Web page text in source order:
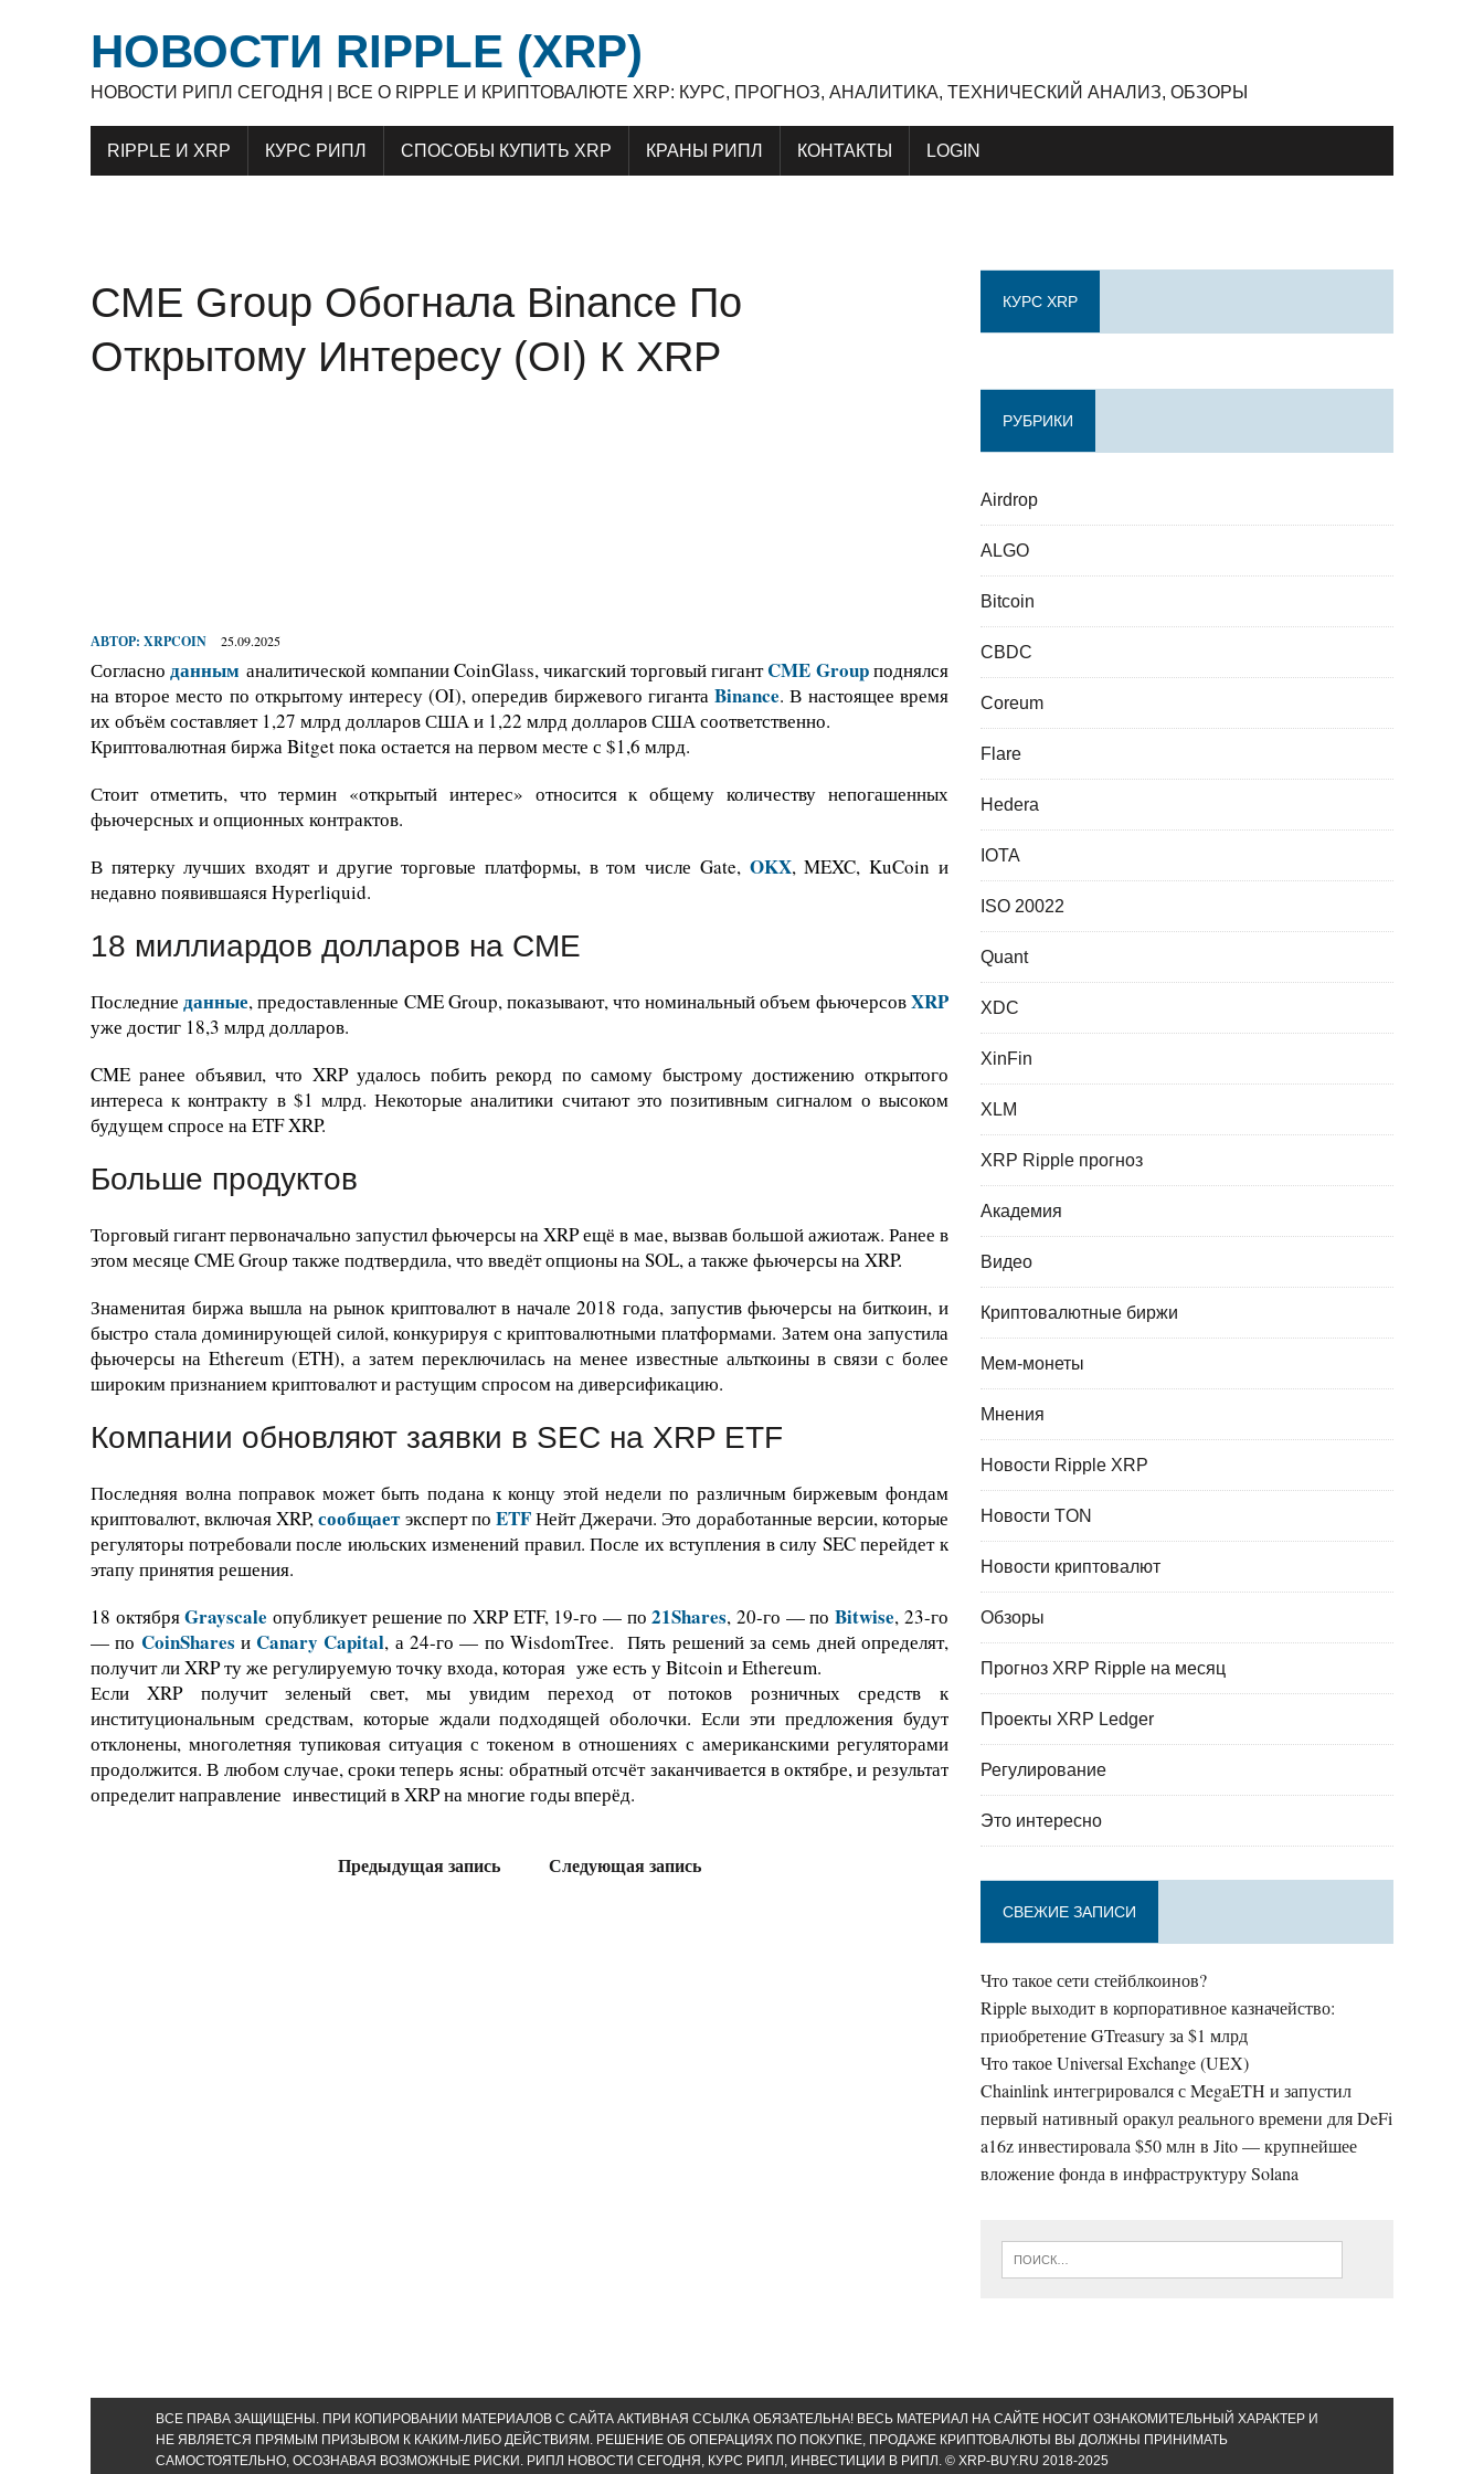
НОВОСТИ RIPPLE (XRP)
НОВОСТИ РИПЛ СЕГОДНЯ | ВСЕ О RIPPLE И КРИПТОВАЛЮТЕ XRP: КУРС, ПРОГНОЗ, АНАЛИТИКА, ТЕХНИЧЕСКИЙ АНАЛИЗ, ОБЗОРЫ
RIPPLE И XRP КУРС РИПЛ СПОСОБЫ КУПИТЬ XRP КРАНЫ РИПЛ КОНТАКТЫ LOGIN
CME Group Обогнала Binance По
Открытому Интересу (OI) К XRP
АВТОР: XRPCOIN 25.09.2025
Согласноданным аналитической компании CoinGlass, чикагский торговый гигантCME Groupподнялся
на второе место по открытому интересу (OI), опередив биржевого гигантаBinance. В настоящее время
их объём составляет 1,27 млрд долларов США и 1,22 млрд долларов США соответственно.
Криптовалютная биржа Bitget пока остается на первом месте с $1,6 млрд.
Стоит отметить, что термин «открытый интерес» относится к общему количеству непогашенных
фьючерсных и опционных контрактов.
В пятерку лучших входят и другие торговые платформы, в том числе Gate, OKX, MEXC, KuCoin и
недавно появившаяся Hyperliquid.
18 миллиардов долларов на CME
Последниеданные, предоставленные CME Group, показывают, что номинальный объем фьючерсовXRP
уже достиг 18,3 млрд долларов.
CME ранее объявил, что XRP удалось побить рекорд по самому быстрому достижению открытого
интереса к контракту в $1 млрд. Некоторые аналитики считают это позитивным сигналом о высоком
будущем спросе на ETF XRP.
Больше продуктов
Торговый гигант первоначально запустил фьючерсы на XRP ещё в мае, вызвав большой ажиотаж. Ранее в
этом месяце CME Group также подтвердила, что введёт опционы на SOL, а также фьючерсы на XRP.
Знаменитая биржа вышла на рынок криптовалют в начале 2018 года, запустив фьючерсы на биткоин, и
быстро стала доминирующей силой, конкурируя с криптовалютными платформами. Затем она запустила
фьючерсы на Ethereum (ETH), а затем переключилась на менее известные альткоины в связи с более
широким признанием криптовалют и растущим спросом на диверсификацию.
Компании обновляют заявки в SEC на XRP ETF
Последняя волна поправок может быть подана к концу этой недели по различным биржевым фондам
криптовалют, включая XRP,сообщаетэксперт по ETFНейт Джерачи. Это доработанные версии, которые
регуляторы потребовали после июльских изменений правил. После их вступления в силу SEC перейдет к
этапу принятия решения.
18 октябряGrayscale опубликует решение по XRP ETF, 19-го — по21Shares, 20-го — поBitwise, 23-го
— по CoinShares иCanary Capital, а 24-го — по WisdomTree. Пять решений за семь дней определят,
получит ли XRP ту же регулируемую точку входа, которая уже есть у Bitcoin и Ethereum.
Если XRP получит зеленый свет, мы увидим переход от потоков розничных средств к
институциональным средствам, которые ждали подходящей оболочки. Если эти предложения будут
отклонены, многолетняя тупиковая ситуация с токеном в отношениях с американскими регуляторами
продолжится. В любом случае, сроки теперь ясны: обратный отсчёт заканчивается в октябре, и результат
определит направление инвестиций в XRP на многие годы вперёд.
Предыдущая запись Следующая запись
КУРС XRP
РУБРИКИ
Airdrop
ALGO
Bitcoin
CBDC
Coreum
Flare
Hedera
IOTA
ISO 20022
Quant
XDC
XinFin
XLM
XRP Ripple прогноз
Академия
Видео
Криптовалютные биржи
Мем-монеты
Мнения
Новости Ripple XRP
Новости TON
Новости криптовалют
Обзоры
Прогноз XRP Ripple на месяц
Проекты XRP Ledger
Регулирование
Это интересно
СВЕЖИЕ ЗАПИСИ
Что такое сети стейблкоинов?
Ripple выходит в корпоративное казначейство:
приобретение GTreasury за $1 млрд
Что такое Universal Exchange (UEX)
Chainlink интегрировался с MegaETH и запустил
первый нативный оракул реального времени для DeFi
a16z инвестировала $50 млн в Jito — крупнейшее
вложение фонда в инфраструктуру Solana
ВСЕ ПРАВА ЗАЩИЩЕНЫ. ПРИ КОПИРОВАНИИ МАТЕРИАЛОВ С САЙТА АКТИВНАЯ ССЫЛКА ОБЯЗАТЕЛЬНА! ВЕСЬ МАТЕРИАЛ НА САЙТЕ НОСИТ ОЗНАКОМИТЕЛЬНЫЙ ХАРАКТЕР И
НЕ ЯВЛЯЕТСЯ ПРЯМЫМ ПРИЗЫВОМ К КАКИМ-ЛИБО ДЕЙСТВИЯМ. РЕШЕНИЕ ОБ ОПЕРАЦИЯХ ПО ПОКУПКЕ, ПРОДАЖЕ КРИПТОВАЛЮТЫ ВЫ ДОЛЖНЫ ПРИНИМАТЬ
САМОСТОЯТЕЛЬНО, ОСОЗНАВАЯ ВОЗМОЖНЫЕ РИСКИ. РИПЛ НОВОСТИ СЕГОДНЯ, КУРС РИПЛ, ИНВЕСТИЦИИ В РИПЛ. © XRP-BUY.RU 2018-2025